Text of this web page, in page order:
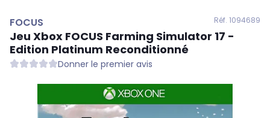
FOCUS Réf. 1094689
Jeu Xbox FOCUS Farming Simulator 17 -
Edition Platinum Reconditionné
Donner le premier avis